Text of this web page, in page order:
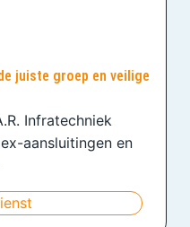
juiste groep en veilige
Infratechniek
aansluitingen en